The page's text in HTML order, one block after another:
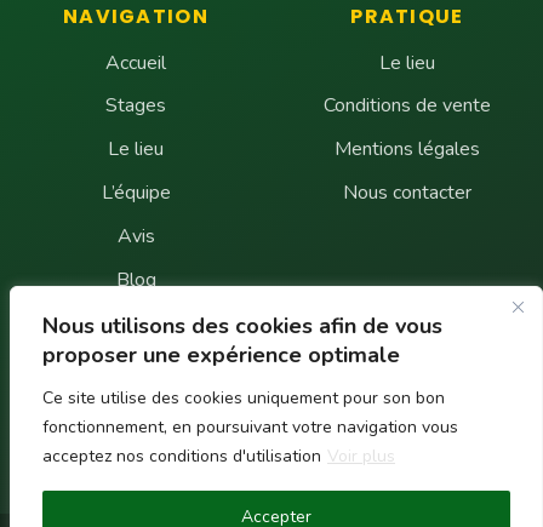
Nous utilisons des cookies afin de vous
proposer une expérience optimale
Ce site utilise des cookies uniquement pour son bon
fonctionnement, en poursuivant votre navigation vous
acceptez nos conditions d'utilisation Voir plus
Accepter
NAVIGATION
Accueil
Stages
Le lieu
L’équipe
Avis
Blog
FAQ
Contact
PRATIQUE
Le lieu
Conditions de vente
Mentions légales
Nous contacter
UNE QUESTION ?
Écrivez-nous